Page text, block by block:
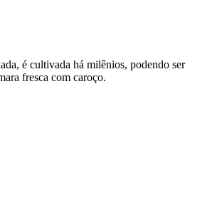
é cultivada há milênios, podendo ser
fresca com caroço.